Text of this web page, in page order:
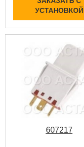
УСТАНОВКОЙ
607217